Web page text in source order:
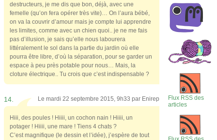
destructeurs, je me dis que bon, déjà, avec une
femelle (qu’on fera opérer très vite)… On l’aura bébé,
on va la couvrir d’amour mais je compte lui apprendre
les limites, comme avec un chien quoi.. je ne me fais
pas d’illusion, je sais qu’elle nous labourera
littéralement le sol dans la partie du jardin où elle
pourra être libre, d’où la séparation, pour se garder un
espace à peu près potable pour nous… Mais, la
cloture électrique.. Tu crois que c’est indispensable ?
14. Le mardi 22 septembre 2015, 9h33 par Enirep
Hiii, des poules ! Hiiii, un cochon nain ! Hiiii, un
potager ! Hiiii, une mare ! Tiens 4 chats ?
C’est magnifique (le dessin et l’idée), j’espère de tout
Flux RSS des
articles